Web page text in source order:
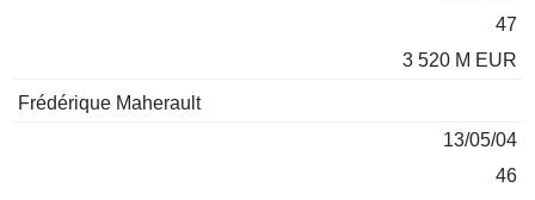
47
3 520 M EUR
Frédérique Maherault
13/05/04
46